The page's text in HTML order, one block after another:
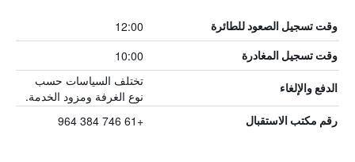
وقت تسجيل الصعود للطائرة 12:00
وقت تسجيل المغادرة 10:00
الدفع والإلغاء
تختلف السياسات حسب
نوع الغرفة ومزود الخدمة.
رقم مكتب الاستقبال +61 746 384 964